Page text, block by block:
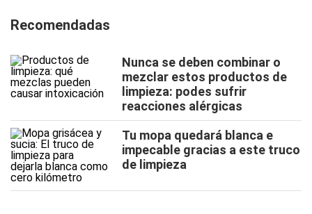
Recomendadas
Nunca se deben combinar o
mezclar estos productos de
limpieza: podes sufrir
reacciones alérgicas
Tu mopa quedará blanca e
impecable gracias a este truco
de limpieza